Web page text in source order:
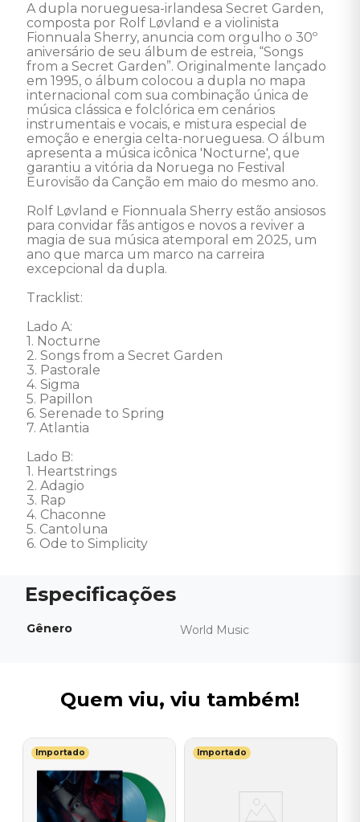
A dupla norueguesa-irlandesa Secret Garden,
composta por Rolf Løvland e a violinista
Fionnuala Sherry, anuncia com orgulho o 30º
aniversário de seu álbum de estreia, “Songs
from a Secret Garden”. Originalmente lançado
em 1995, o álbum colocou a dupla no mapa
internacional com sua combinação única de
música clássica e folclórica em cenários
instrumentais e vocais, e mistura especial de
emoção e energia celta-norueguesa. O álbum
apresenta a música icônica 'Nocturne', que
garantiu a vitória da Noruega no Festival
Eurovisão da Canção em maio do mesmo ano.
Rolf Løvland e Fionnuala Sherry estão ansiosos
para convidar fãs antigos e novos a reviver a
magia de sua música atemporal em 2025, um
ano que marca um marco na carreira
excepcional da dupla.
Tracklist:
Lado A:
1. Nocturne
2. Songs from a Secret Garden
3. Pastorale
4. Sigma
5. Papillon
6. Serenade to Spring
7. Atlantia
Lado B:
1. Heartstrings
2. Adagio
3. Rap
4. Chaconne
5. Cantoluna
6. Ode to Simplicity
Gênero World Music
Quem viu, viu também!
Importado Importado